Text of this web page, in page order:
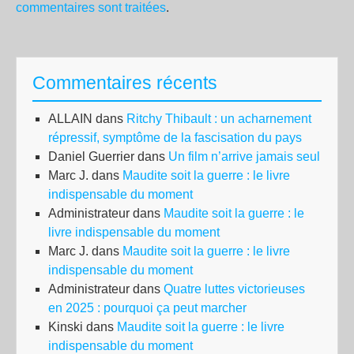
commentaires sont traitées.
Commentaires récents
ALLAIN dans Ritchy Thibault : un acharnement
répressif, symptôme de la fascisation du pays
Daniel Guerrier dans Un film n’arrive jamais seul
Marc J. dans Maudite soit la guerre : le livre
indispensable du moment
Administrateur dans Maudite soit la guerre : le
livre indispensable du moment
Marc J. dans Maudite soit la guerre : le livre
indispensable du moment
Administrateur dans Quatre luttes victorieuses
en 2025 : pourquoi ça peut marcher
Kinski dans Maudite soit la guerre : le livre
indispensable du moment